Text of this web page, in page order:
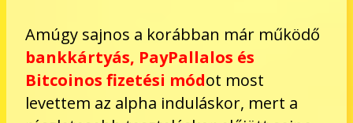
Amúgy sajnos a korábban már működő
bankkártyás, PayPallalos és
Bitcoinos fizetési módot most
levettem az alpha induláskor, mert a